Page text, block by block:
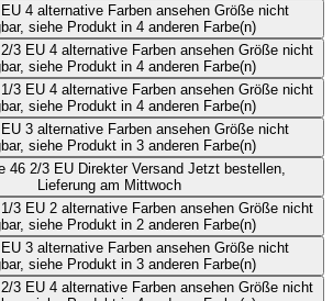
4 alternative Farben ansehen Größe nicht
siehe Produkt in 4 anderen Farbe(n)
3 EU 4 alternative Farben ansehen Größe nicht
siehe Produkt in 4 anderen Farbe(n)
3 EU 4 alternative Farben ansehen Größe nicht
siehe Produkt in 4 anderen Farbe(n)
3 alternative Farben ansehen Größe nicht
siehe Produkt in 3 anderen Farbe(n)
46 2/3 EU Direkter Versand Jetzt bestellen,
Lieferung am Mittwoch
3 EU 2 alternative Farben ansehen Größe nicht
siehe Produkt in 2 anderen Farbe(n)
3 alternative Farben ansehen Größe nicht
siehe Produkt in 3 anderen Farbe(n)
3 EU 4 alternative Farben ansehen Größe nicht